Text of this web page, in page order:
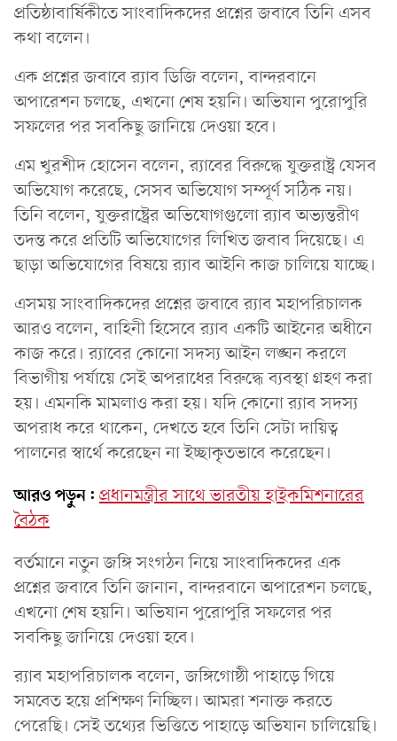
প্রতিষ্ঠাবার্ষিকীতে সাংবাদিকদের প্রশ্নের জবাবে তিনি এসব
কথা বলেন।
এক প্রশ্নের জবাবে র‍্যাব ডিজি বলেন, বান্দরবানে
অপারেশন চলছে, এখনো শেষ হয়নি। অভিযান পুরোপুরি
সফলের পর সবকিছু জানিয়ে দেওয়া হবে।
এম খুরশীদ হোসেন বলেন, র‍্যাবের বিরুদ্ধে যুক্তরাষ্ট্র যেসব
অভিযোগ করেছে, সেসব অভিযোগ সম্পূর্ণ সঠিক নয়।
তিনি বলেন, যুক্তরাষ্ট্রের অভিযোগগুলো র‍্যাব অভ্যন্তরীণ
তদন্ত করে প্রতিটি অভিযোগের লিখিত জবাব দিয়েছে। এ
ছাড়া অভিযোগের বিষয়ে র‍্যাব আইনি কাজ চালিয়ে যাচ্ছে।
এসময় সাংবাদিকদের প্রশ্নের জবাবে র‍্যাব মহাপরিচালক
আরও বলেন, বাহিনী হিসেবে র‍্যাব একটি আইনের অধীনে
কাজ করে। র‍্যাবের কোনো সদস্য আইন লঙ্ঘন করলে
বিভাগীয় পর্যায়ে সেই অপরাধের বিরুদ্ধে ব্যবস্থা গ্রহণ করা
হয়। এমনকি মামলাও করা হয়। যদি কোনো র‍্যাব সদস্য
অপরাধ করে থাকেন, দেখতে হবে তিনি সেটা দায়িত্ব
পালনের স্বার্থে করেছেন না ইচ্ছাকৃতভাবে করেছেন।
আরও পড়ুন: প্রধানমন্ত্রীর সাথে ভারতীয় হাইকমিশনারের
বৈঠক
বর্তমানে নতুন জঙ্গি সংগঠন নিয়ে সাংবাদিকদের এক
প্রশ্নের জবাবে তিনি জানান, বান্দরবানে অপারেশন চলছে,
এখনো শেষ হয়নি। অভিযান পুরোপুরি সফলের পর
সবকিছু জানিয়ে দেওয়া হবে।
র‍্যাব মহাপরিচালক বলেন, জঙ্গিগোষ্ঠী পাহাড়ে গিয়ে
সমবেত হয়ে প্রশিক্ষণ নিচ্ছিল। আমরা শনাক্ত করতে
পেরেছি। সেই তথ্যের ভিত্তিতে পাহাড়ে অভিযান চালিয়েছি।